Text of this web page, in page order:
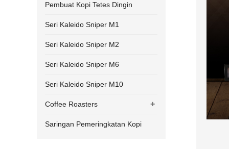
Pembuat Kopi Tetes Dingin
Seri Kaleido Sniper M1
Seri Kaleido Sniper M2
Seri Kaleido Sniper M6
Seri Kaleido Sniper M10
+
Coffee Roasters
Saringan Pemeringkatan Kopi